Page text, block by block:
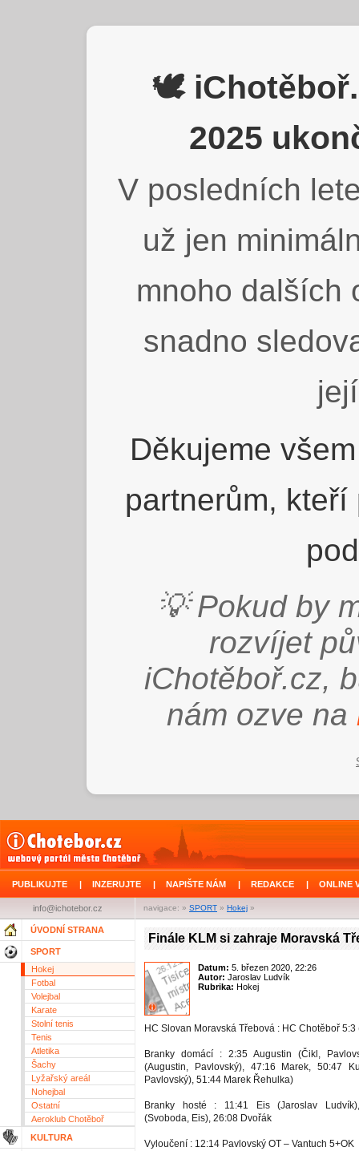
🕊️
2025
V posledních
už jen
mnoho dalších
snadno
Děkujeme
partnerům,
💡 Pokud by
rozvíjet
iChotěboř.cz,
nám ozve na
PUBLIKUJTE | INZERUJTE | NAPIŠTE NÁM | REDAKCE | ONLINE
navigace: » SPORT » Hokej »
info@ichotebor.cz
ÚVODNÍ STRANA
SPORT
Hokej
Fotbal
Volejbal
Karate
Stolní tenis
Tenis
Atletika
Šachy
Lyžařský areál
Nohejbal
Ostatní
Aeroklub Chotěboř
KULTURA
Finále KLM si zahraje Moravská
Datum: 5. březen 2020, 22:26
Autor: Jaroslav Ludvík
Rubrika: Hokej
HC Slovan Moravská Třebová : HC Chotěboř 5:3
Branky domácí : 2:35 Augustin (Čikl,
(Augustin, Pavlovský), 47:16 Marek, 50:47
Pavlovský), 51:44 Marek Řehulka)
Branky hosté : 11:41 Eis (Jaroslav
(Svoboda, Eis), 26:08 Dvořák
Vyloučení : 12:14 Pavlovský OT – Vantuch 5+OK